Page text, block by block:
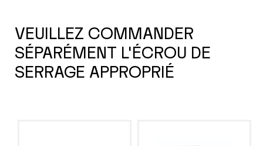
VEUILLEZ COMMANDER
SÉPARÉMENT L'ÉCROU DE
SERRAGE APPROPRIÉ